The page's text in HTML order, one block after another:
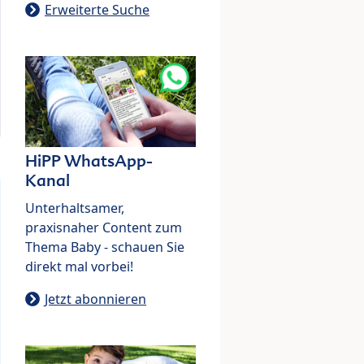
Erweiterte Suche
HiPP WhatsApp-
Kanal
Unterhaltsamer,
praxisnaher Content zum
Thema Baby - schauen Sie
direkt mal vorbei!
Jetzt abonnieren